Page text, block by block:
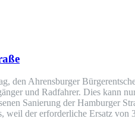
den Ahrensburger
und Radfahrer. Dies kann
Sanierung der Hamburger
der erforderliche Ersatz